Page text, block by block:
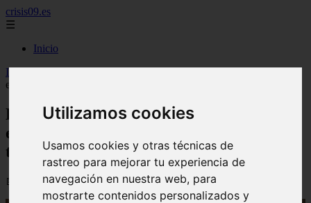
Utilizamos cookies
Usamos cookies y otras técnicas de
rastreo para mejorar tu experiencia de
navegación en nuestra web, para
mostrarte contenidos personalizados y
crisis09.es
☰
Inicio
Inicio
el récord de los 100 millones de turistas extranjeros
Hereu ve "probable" que España bata
este año el récord de los 100 millones de
turistas extranjeros
📅 07/07/2026